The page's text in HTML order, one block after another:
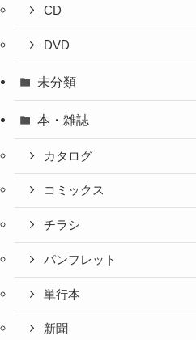
CD
DVD
未分類
本・雑誌
カタログ
コミックス
チラシ
パンフレット
単行本
新聞